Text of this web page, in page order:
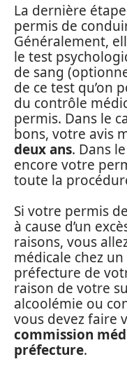
La dernière
permis de
Généralement,
le test
de sang
de ce test qu’on
du contrôle
permis. Dans le
bons, votre avis
deux ans. Dans
encore votre
toute la
Si votre permis
à cause d’un
raisons, vous
médicale chez
préfecture de
raison de votre
alcoolémie ou
vous devez faire
commission
préfecture.